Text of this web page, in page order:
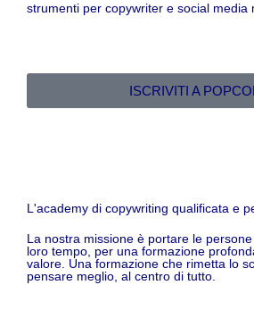
strumenti per copywriter e social media
ISCRIVITI A
L'academy di copywriting qualificata e
La nostra missione è portare le
loro tempo, per una formazione
valore. Una formazione che rimetta lo
pensare meglio, al centro di tutto.